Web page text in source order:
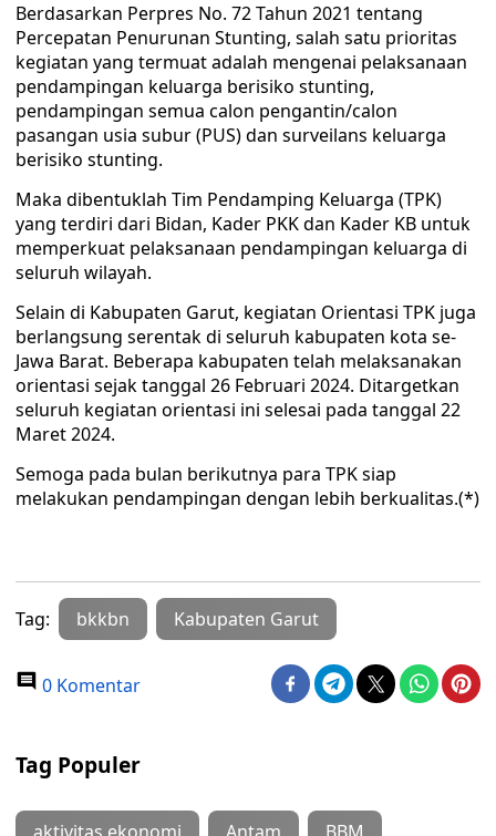
Berdasarkan Perpres No. 72 Tahun 2021 tentang
Percepatan Penurunan Stunting, salah satu prioritas
kegiatan yang termuat adalah mengenai pelaksanaan
pendampingan keluarga berisiko stunting,
pendampingan semua calon pengantin/calon
pasangan usia subur (PUS) dan surveilans keluarga
berisiko stunting.
Maka dibentuklah Tim Pendamping Keluarga (TPK)
yang terdiri dari Bidan, Kader PKK dan Kader KB untuk
memperkuat pelaksanaan pendampingan keluarga di
seluruh wilayah.
Selain di Kabupaten Garut, kegiatan Orientasi TPK juga
berlangsung serentak di seluruh kabupaten kota se-
Jawa Barat. Beberapa kabupaten telah melaksanakan
orientasi sejak tanggal 26 Februari 2024. Ditargetkan
seluruh kegiatan orientasi ini selesai pada tanggal 22
Maret 2024.
Semoga pada bulan berikutnya para TPK siap
melakukan pendampingan dengan lebih berkualitas.(*)
Tag: bkkbn Kabupaten Garut
0 Komentar
Tag Populer